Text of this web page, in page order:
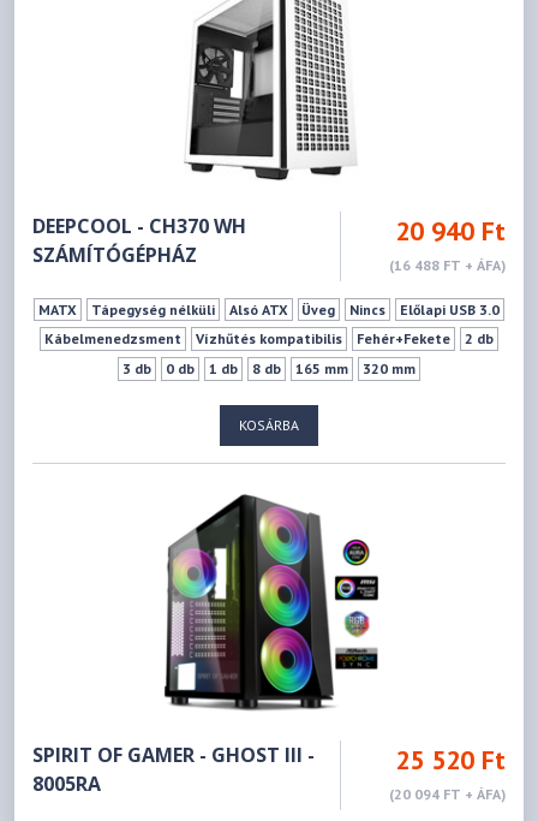
DEEPCOOL - CH370 WH
SZÁMÍTÓGÉPHÁZ
20 940 Ft
(16 488 FT + ÁFA)
MATX Tápegység nélküli Alsó ATX Üveg Nincs
Előlapi USB 3.0
Kábelmenedzsment
Vízhűtés kompatibilis Fehér+Fekete
2 db
3 db
0 db 1 db 8 db 165 mm 320 mm
KOSÁRBA
SPIRIT OF GAMER - GHOST III -
8005RA
25 520 Ft
(20 094 FT + ÁFA)